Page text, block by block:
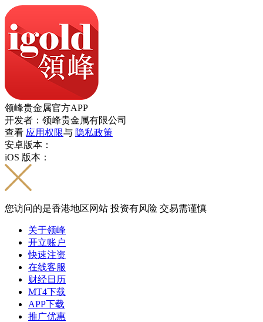
领峰贵金属官方APP
开发者：领峰贵金属有限公司
查看 应用权限与 隐私政策
安卓版本：
iOS 版本：
您访问的是香港地区网站 投资有风险 交易需谨慎
关于领峰
开立账户
快速注资
在线客服
财经日历
MT4下载
APP下载
推广优惠